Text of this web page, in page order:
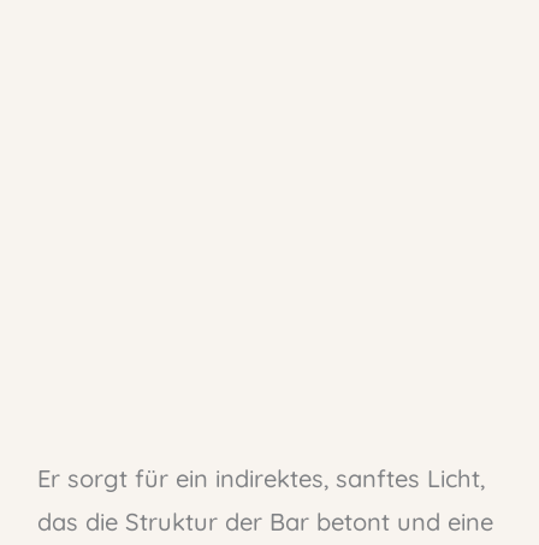
Er sorgt für ein indirektes, sanftes Licht,
das die Struktur der Bar betont und eine